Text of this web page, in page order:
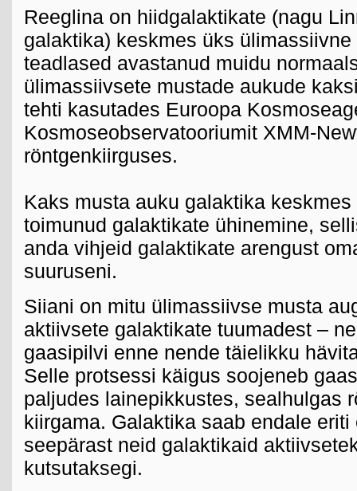
Reeglina on hiidgalaktikate (nagu
galaktika) keskmes üks
teadlased avastanud muidu
ülimassiivsete mustade aukude
tehti kasutades Euroopa
Kosmoseobservatooriumit XMM-
röntgenkiirguses.
Kaks musta auku galaktika
toimunud galaktikate ühinemine,
anda vihjeid galaktikate arengust
suuruseni.
Siiani on mitu ülimassiivse musta
aktiivsete galaktikate tuumadest –
gaasipilvi enne nende täielikku
Selle protsessi käigus soojeneb
paljudes lainepikkustes, sealhulgas
kiirgama. Galaktika saab endale
seepärast neid galaktikaid
kutsutaksegi.